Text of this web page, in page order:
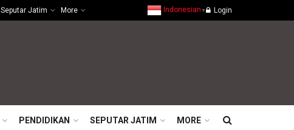
Seputar Jatim More Indonesian ▼ Login
PENDIDIKAN SEPUTAR JATIM MORE